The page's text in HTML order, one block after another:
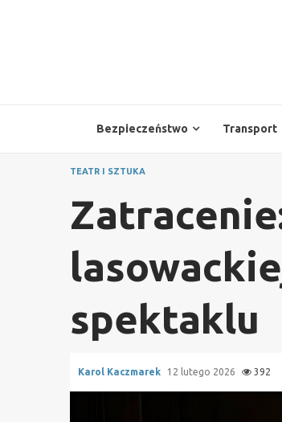
Bezpieczeństwo Transport
TEATR I SZTUKA
spektaklu
Karol Kaczmarek 12 lutego 2026 392